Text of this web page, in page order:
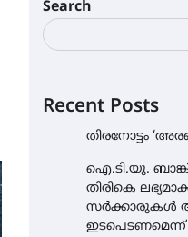
Search
Recent Posts
തിരനോട്ടം
ഐ.ടി.യു.
തിരികെ
സർക്കാരുകൾ